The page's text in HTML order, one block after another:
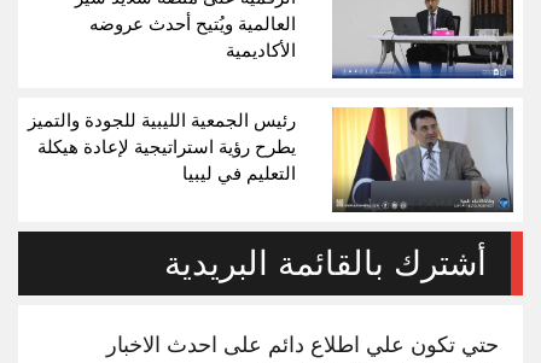
العالمية ويُتيح أحدث عروضه
الأكاديمية
رئيس الجمعية الليبية للجودة والتميز
يطرح رؤية استراتيجية لإعادة هيكلة
التعليم في ليبيا
أشترك بالقائمة البريدية
حتي تكون علي اطلاع دائم على احدث الاخبار